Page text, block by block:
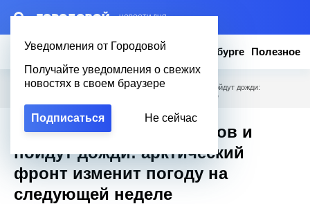
– НОВОСТИ ДНЯ
Уведомления от Городовой
Получайте уведомления о свежих
новостях в своем браузере
Подписаться Не сейчас
Новости Эксклюзив Вопросы о Петербурге Полезное
Городовой Полезное / Похолодает на 20 градусов и пойдут дожди:
арктический фронт изменит погоду на следующей неделе
Похолодает на 20 градусов и
пойдут дожди: арктический
фронт изменит погоду на
следующей неделе